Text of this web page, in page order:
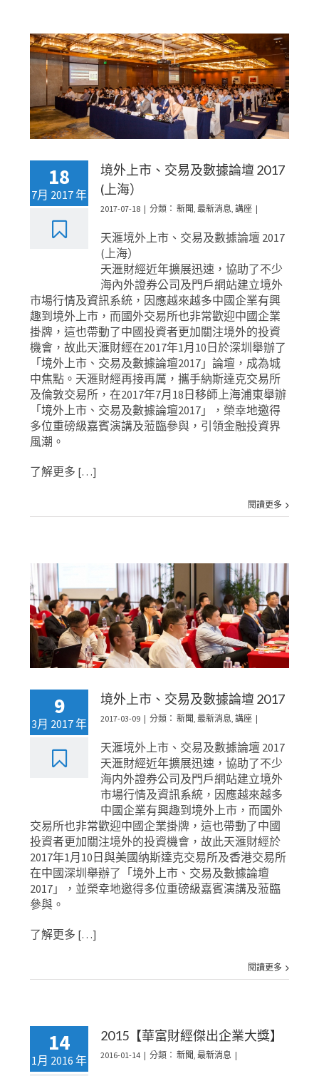
18
7月 2017 年
境外上市、交易及數據論壇 2017
(上海）
2017-07-18 | 分類：新聞 ,最新消息 ,講座 |
天滙境外上市、交易及數據論壇 2017
(上海）
天滙財經近年擴展迅速，協助了不少
海內外證券公司及門戶網站建立境外
市場行情及資訊系統，因應越來越多中國企業有興
趣到境外上市，而國外交易所也非常歡迎中國企業
掛牌，這也帶動了中國投資者更加關注境外的投資
機會，故此天滙財經在2017年1月10日於深圳舉辦了
「境外上市、交易及數據論壇2017」論壇，成為城
中焦點。天滙財經再接再厲，攜手納斯達克交易所
及倫敦交易所，在2017年7月18日移師上海浦東舉辦
「境外上市、交易及數據論壇2017」，榮幸地邀得
多位重磅級嘉賓演講及蒞臨參與，引領金融投資界
風潮。
了解更多 […]
閱讀更多
9
3月 2017 年
境外上市、交易及數據論壇 2017
2017-03-09 | 分類：新聞,最新消息,講座 |
天滙境外上市、交易及數據論壇 2017
天滙財經近年擴展迅速，協助了不少
海内外證券公司及門戶網站建立境外
市場行情及資訊系統，因應越來越多
中國企業有興趣到境外上市，而國外
交易所也非常歡迎中國企業掛牌，這也帶動了中國
投資者更加關注境外的投資機會，故此天滙財經於
2017年1月10日與美國纳斯達克交易所及香港交易所
在中國深圳舉辦了「境外上市、交易及數據論壇
2017」，並榮幸地邀得多位重磅級嘉賓演講及蒞臨
參與。
了解更多 […]
閱讀更多
14
1月 2016 年
2015【華富財經傑出企業大獎】
2016-01-14 | 分類：新聞,最新消息 |